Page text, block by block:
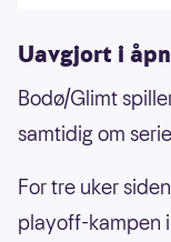
Uavgjort i
Bodø/Glimt
samtidig om
For tre uker
playoff-kampen